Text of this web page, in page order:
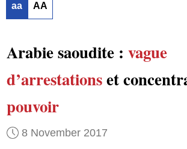
aa AA
Arabie saoudite : vague
d’arrestationset
pouvoir
8 November 2017